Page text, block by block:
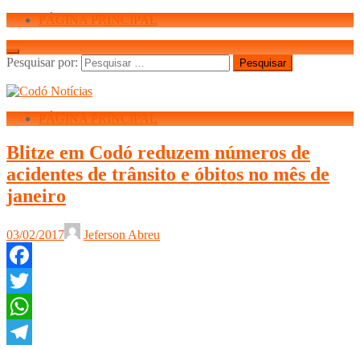
PÁGINA PRINCIPAL
Pesquisar por:
PÁGINA PRINCIPAL
Blitze em Codó reduzem números de
acidentes de trânsito e óbitos no mês de
janeiro
03/02/2017 Jeferson Abreu
Facebook
Twitter
WhatsApp